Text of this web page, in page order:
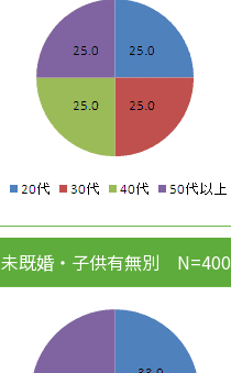
未既婚・子供有無別 N=400